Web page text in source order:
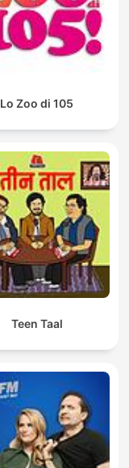
Lo Zoo di 105
Teen Taal